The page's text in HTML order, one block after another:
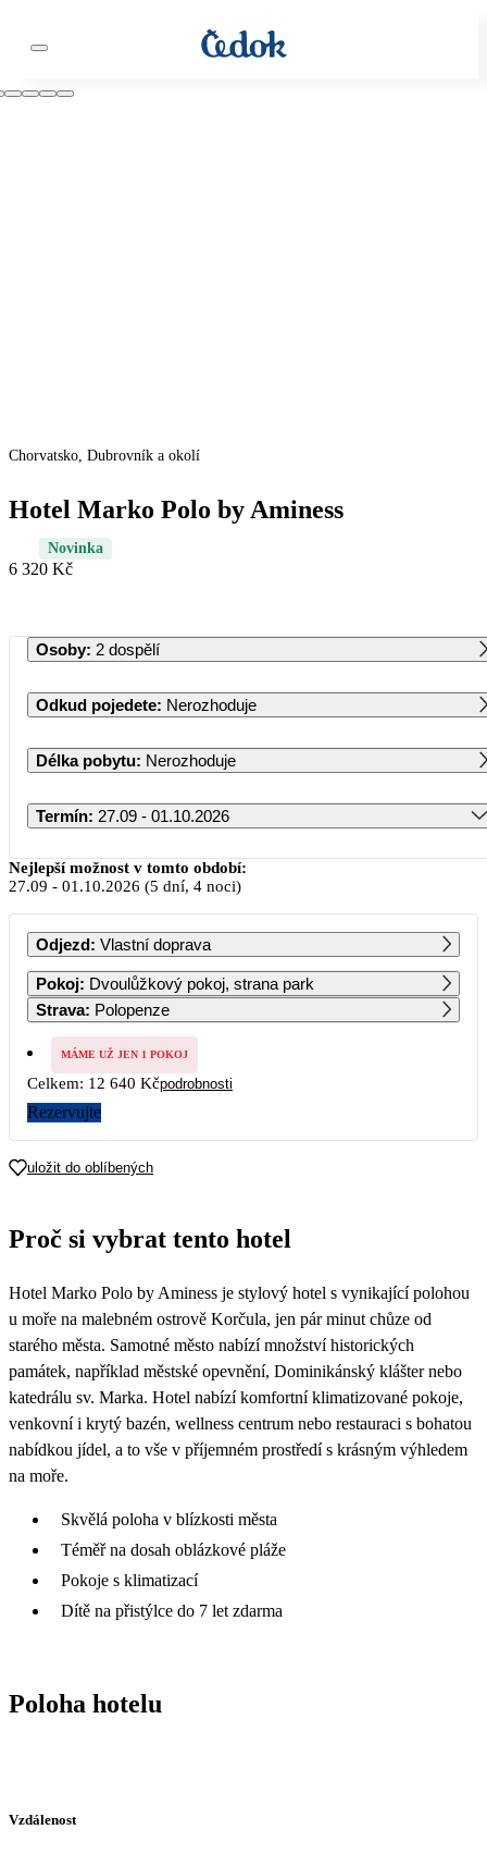
Chorvatsko, Dubrovník a okolí
Hotel Marko Polo by Aminess
Novinka
6 320 Kč
Osoby: 2 dospělí
Odkud pojedete: Nerozhoduje
Délka pobytu: Nerozhoduje
Termín: 27.09 - 01.10.2026
Září 2026
PO ÚT ST ČT PÁ SO NE
1 2 3 4 5 6
7 8 9 10 11 12 13
14 15 16
21 22 23 24 25 26 27
Nejlepší možnost v tomto období:
27.09 - 01.10.2026 (5 dní, 4 noci)
Odjezd: Vlastní doprava
Pokoj: Dvoulůžkový pokoj, strana park
Strava: Polopenze
MÁME UŽ JEN 1 POKOJ
Celkem: 12 640 Kčpodrobnosti
Rezervujte
uložit do oblíbených
Proč si vybrat tento hotel
Hotel Marko Polo by Aminess je stylový hotel s vynikající polohou
u moře na malebném ostrově Korčula, jen pár minut chůze od
starého města. Samotné město nabízí množství historických
památek, například městské opevnění, Dominikánský klášter nebo
katedrálu sv. Marka. Hotel nabízí komfortní klimatizované pokoje,
venkovní i krytý bazén, wellness centrum nebo restauraci s bohatou
nabídkou jídel, a to vše v příjemném prostředí s krásným výhledem
na moře.
Skvělá poloha v blízkosti města
Téměř na dosah oblázkové pláže
Pokoje s klimatizací
Dítě na přistýlce do 7 let zdarma
Poloha hotelu
Vzdálenost